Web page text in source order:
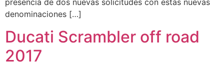
presencia de dos nuevas solicitudes con estas nuevas
denominaciones […]
Ducati Scrambler off road
2017